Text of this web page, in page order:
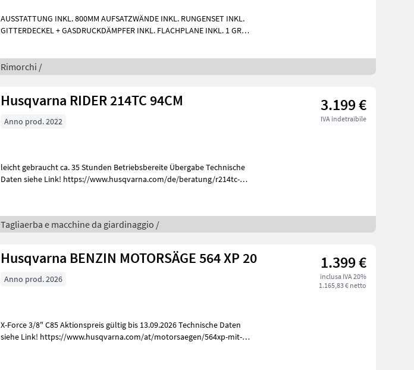
AUSSTATTUNG INKL. 800MM AUFSATZWÄNDE INKL. RUNGENSET INKL.
GITTERDECKEL + GASDRUCKDÄMPFER INKL. FLACHPLANE INKL. 1 GRT.
Rimorchi /
Husqvarna RIDER 214TC 94CM 3.199 €
IVA indetraibile
Anno prod. 2022
leicht gebraucht ca. 35 Stunden Betriebsbereite Übergabe Technische
Daten siehe Link! https://www.husqvarna.com/de/beratung/r214tc-
Tagliaerba e macchine da giardinaggio /
Husqvarna BENZIN MOTORSÄGE 564 XP 20 1.399 €
inclusa IVA 20%
1.165,83 € netto
Anno prod. 2026
X-Force 3/8" C85 Aktionspreis gültig bis 13.09.2026 Technische Daten
siehe Link! https://www.husqvarna.com/at/motorsaegen/564xp-mit-